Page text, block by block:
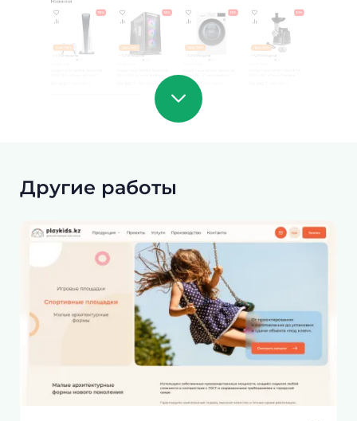
Другие работы